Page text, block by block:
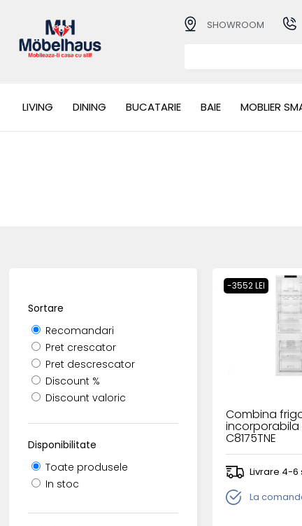
SHOWROOM
LIVING DINING BUCATARIE BAIE MOBLIER
Sortare
Recomandari
Pret crescator
Pret descrescator
Discount %
Discount valoric
Disponibilitate
Toate produsele
In stoc
-3552 LEI
Combina
incorporabila
C8175TNE
Livrare 4-
La